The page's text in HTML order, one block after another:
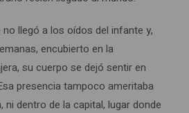
llegó a los oídos del infante y,
encubierto en la
su cuerpo se dejó sentir en
presencia tampoco ameritaba
ni dentro de la capital, lugar donde